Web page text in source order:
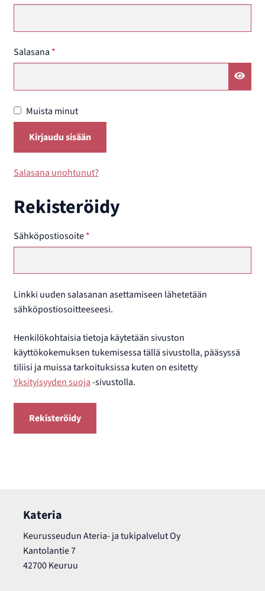
Salasana *Vaaditaan
Muista minut
Kirjaudu sisään
Salasana unohtunut?
Rekisteröidy
Sähköpostiosoite*Vaaditaan
Linkki uuden salasanan asettamiseen lähetetään
sähköpostiosoitteeseesi.
Henkilökohtaisia tietoja käytetään sivuston
käyttökokemuksen tukemisessa tällä sivustolla, pääsyssä
tiliisi ja muissa tarkoituksissa kuten on esitetty
Yksityisyyden suoja-sivustolla.
Rekisteröidy
Kateria
Keurusseudun Ateria- ja tukipalvelut Oy
Kantolantie 7
42700 Keuruu